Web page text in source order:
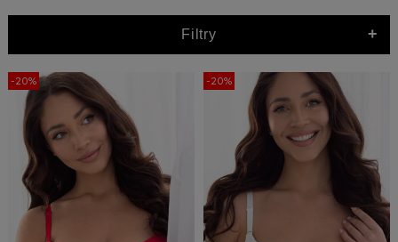
Filtry +
-20% -20%